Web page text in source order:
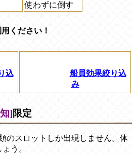
使わずに倒す
ください！
込
船員効果絞り込
み
]限定
のスロットしか出現しません。体
う。